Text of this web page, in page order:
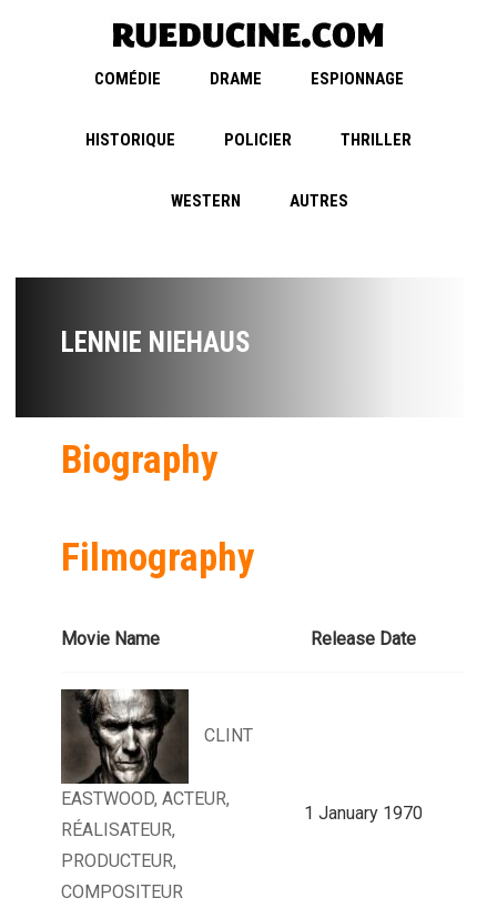
COMÉDIE DRAME ESPIONNAGE
HISTORIQUE POLICIER THRILLER
WESTERN AUTRES
LENNIE NIEHAUS
Biography
Filmography
Movie Name Release Date
CLINT
EASTWOOD, ACTEUR,
RÉALISATEUR,
PRODUCTEUR,
COMPOSITEUR
1 January 1970